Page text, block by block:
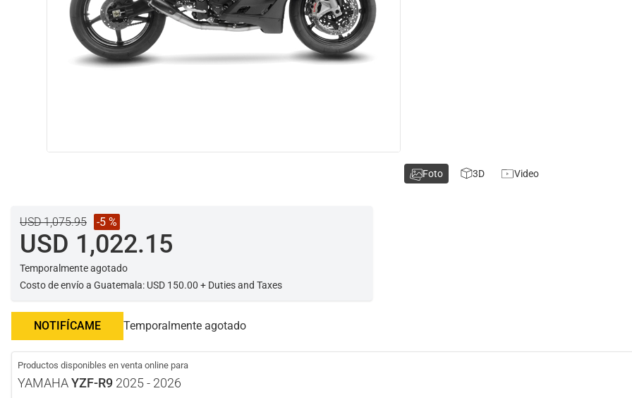
USD 1,075.95 -5 %
USD 1,022.15
Temporalmente agotado
Costo de envío a Guatemala: USD 150.00 + Duties and Taxes
NOTIFÍCAME Temporalmente agotado
Productos disponibles en venta online para
YAMAHAYZF-R9 2025 - 2026
Foto 3D Video